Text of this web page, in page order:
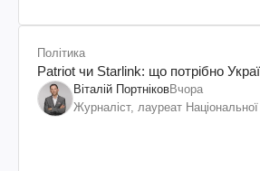
Політика
Patriot чи Starlink: що потрібно
Віталій ПортніковВчора
Журналіст, лауреат Національної